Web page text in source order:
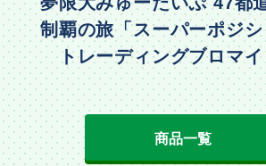
制覇の旅「スーパーポジシ
トレーディングブロマ
2
商品一覧